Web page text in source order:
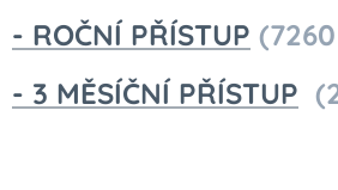
- ROČNÍ PŘÍSTUP
- 3 MĚSÍČNÍ PŘÍSTUP